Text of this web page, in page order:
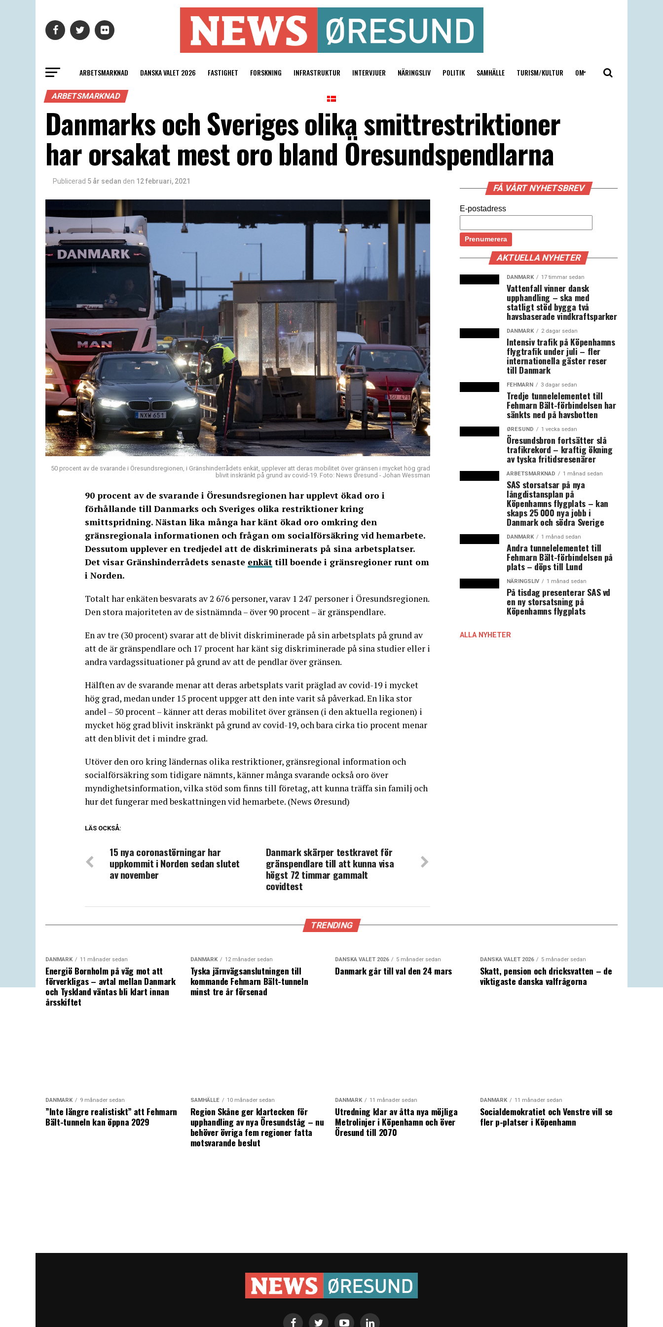
ARBETSMARKNAD DANSKA VALET 2026 FASTIGHET FORSKNING INFRASTRUKTUR INTERVJUER NÄRINGSLIV POLITIK SAMHÄLLE TURISM/KULTUR OM
ARBETSMARKNAD
Danmarks och Sveriges olika smittrestriktioner
har orsakat mest oro bland Öresundspendlarna
Publicerad 5 år sedan den 12 februari, 2021
50 procent av de svarande i Öresundsregionen, i Gränshinderrådets enkät, upplever att deras mobilitet över gränsen i mycket hög grad
blivit inskränkt på grund av covid-19. Foto: News Øresund - Johan Wessman
90 procent av de svarande i Öresundsregionen har upplevt ökad oro i
förhållande till Danmarks och Sveriges olika restriktioner kring
smittspridning. Nästan lika många har känt ökad oro omkring den
gränsregionala informationen och frågan om socialförsäkring vid hemarbete.
Dessutom upplever en tredjedel att de diskriminerats på sina arbetsplatser.
Det visar Gränshinderrådets senaste enkät till boende i gränsregioner runt om
i Norden.
Totalt har enkäten besvarats av 2 676 personer, varav 1 247 personer i Öresundsregionen.
Den stora majoriteten av de sistnämnda – över 90 procent – är gränspendlare.
En av tre (30 procent) svarar att de blivit diskriminerade på sin arbetsplats på grund av
att de är gränspendlare och 17 procent har känt sig diskriminerade på sina studier eller i
andra vardagssituationer på grund av att de pendlar över gränsen.
Hälften av de svarande menar att deras arbetsplats varit präglad av covid-19 i mycket
hög grad, medan under 15 procent uppger att den inte varit så påverkad. En lika stor
andel – 50 procent – känner att deras mobilitet över gränsen (i den aktuella regionen) i
mycket hög grad blivit inskränkt på grund av covid-19, och bara cirka tio procent menar
att den blivit det i mindre grad.
Utöver den oro kring ländernas olika restriktioner, gränsregional information och
socialförsäkring som tidigare nämnts, känner många svarande också oro över
myndighetsinformation, vilka stöd som finns till företag, att kunna träffa sin familj och
hur det fungerar med beskattningen vid hemarbete. (News Øresund)
LÄS OCKSÅ:
Danmark skärper testkravet för
gränspendlare till att kunna visa
högst 72 timmar gammalt
covidtest
15 nya coronastörningar har
uppkommit i Norden sedan slutet
av november
FÅ VÅRT NYHETSBREV
E-postadress
AKTUELLA NYHETER
DANMARK 17 timmar sedan
Vattenfall vinner dansk
upphandling – ska med
statligt stöd bygga två
havsbaserade vindkraftsparker
DANMARK 2 dagar sedan
Intensiv trafik på Köpenhamns
flygtrafik under juli – fler
internationella gäster reser
till Danmark
FEHMARN 3 dagar sedan
Tredje tunnelelementet till
Fehmarn Bält-förbindelsen har
sänkts ned på havsbotten
ØRESUND 1 vecka sedan
Öresundsbron fortsätter slå
trafikrekord – kraftig ökning
av tyska fritidsresenärer
ARBETSMARKNAD 1 månad sedan
SAS storsatsar på nya
långdistansplan på
Köpenhamns flygplats – kan
skaps 25 000 nya jobb i
Danmark och södra Sverige
DANMARK 1 månad sedan
Andra tunnelelementet till
Fehmarn Bält-förbindelsen på
plats – döps till Lund
NÄRINGSLIV 1 månad sedan
På tisdag presenterar SAS vd
en ny storsatsning på
Köpenhamns flygplats
ALLA NYHETER
TRENDING
DANMARK 11 månader sedan
Energiö Bornholm på väg mot att
förverkligas – avtal mellan Danmark
och Tyskland väntas bli klart innan
årsskiftet
DANMARK 12 månader sedan
Tyska järnvägsanslutningen till
kommande Fehmarn Bält-tunneln
minst tre år försenad
DANSKA VALET 2026 5 månader sedan
Danmark går till val den 24 mars
DANSKA VALET 2026 5 månader sedan
Skatt, pension och dricksvatten – de
viktigaste danska valfrågorna
DANMARK 9 månader sedan
”Inte längre realistiskt” att Fehmarn
Bält-tunneln kan öppna 2029
SAMHÄLLE 10 månader sedan
Region Skåne ger klartecken för
upphandling av nya Öresundståg – nu
behöver övriga fem regioner fatta
motsvarande beslut
DANMARK 11 månader sedan
Utredning klar av åtta nya möjliga
Metrolinjer i Köpenhamn och över
Öresund till 2070
DANMARK 11 månader sedan
Socialdemokratiet och Venstre vill se
fler p-platser i Köpenhamn